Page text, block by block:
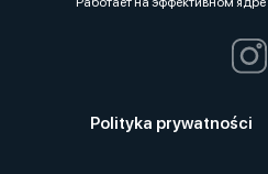
Polityka prywatności